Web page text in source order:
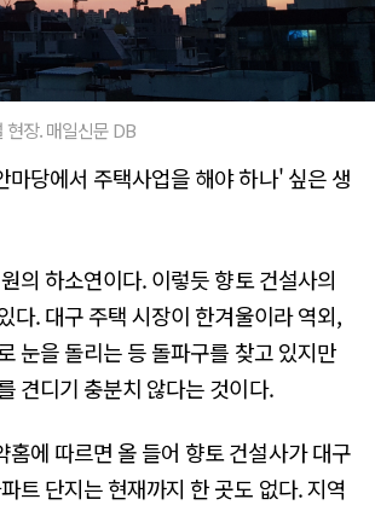
현장. 매일신문 DB
마당에서 주택사업을 해야 하나' 싶은 생
의 하소연이다. 이렇듯 향토 건설사의
다. 대구 주택 시장이 한겨울이라 역외,
눈을 돌리는 등 돌파구를 찾고 있지만
견디기 충분치 않다는 것이다.
홈에 따르면 올 들어 향토 건설사가 대구
트 단지는 현재까지 한 곳도 없다. 지역